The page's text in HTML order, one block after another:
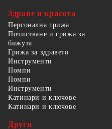
Здраве и красота
Персонална грижа
Почистване и грижа за
бижута
Грижа за здравето
Инструменти
Помпи
Помпи
Инструменти
Катинари и ключове
Катинари и ключове
Други